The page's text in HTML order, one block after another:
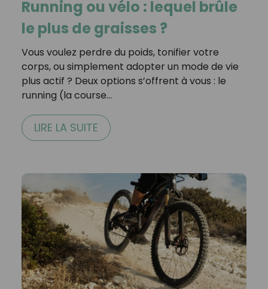
Running ou vélo : lequel brûle
le plus de graisses ?
Vous voulez perdre du poids, tonifier votre
corps, ou simplement adopter un mode de vie
plus actif ? Deux options s’offrent à vous : le
running (la course…
LIRE LA SUITE